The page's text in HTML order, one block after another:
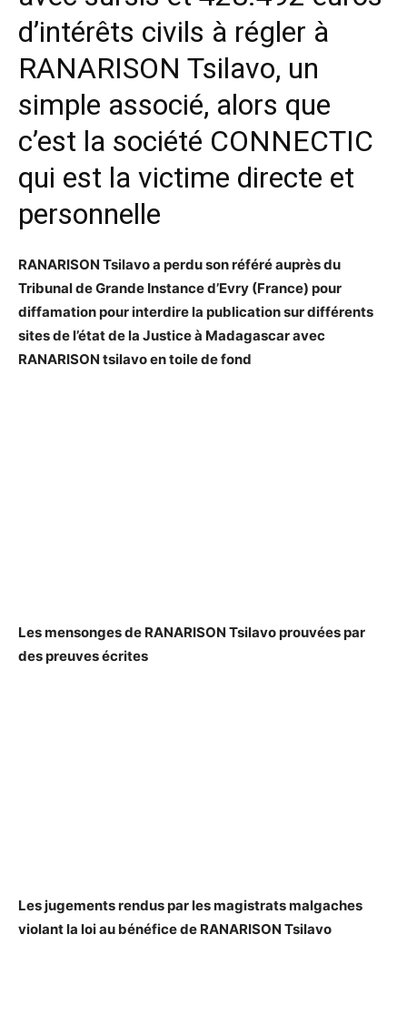
d’intérêts civils à régler à
RANARISON Tsilavo, un
simple associé, alors que
c’est la société CONNECTIC
qui est la victime directe et
personnelle
RANARISON Tsilavo a perdu son référé auprès du
Tribunal de Grande Instance d’Evry (France) pour
diffamation pour interdire la publication sur différents
sites de l’état de la Justice à Madagascar avec
RANARISON tsilavo en toile de fond
Les mensonges de RANARISON Tsilavo prouvées par
des preuves écrites
Les jugements rendus par les magistrats malgaches
violant la loi au bénéfice de RANARISON Tsilavo